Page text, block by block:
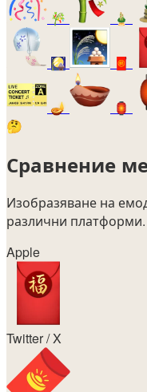
🎋 🎍
🎑 🧧
🪔
🏮
🤔
Сравнение
Изобразяване на
различни платформи.
Apple
Twitter / X